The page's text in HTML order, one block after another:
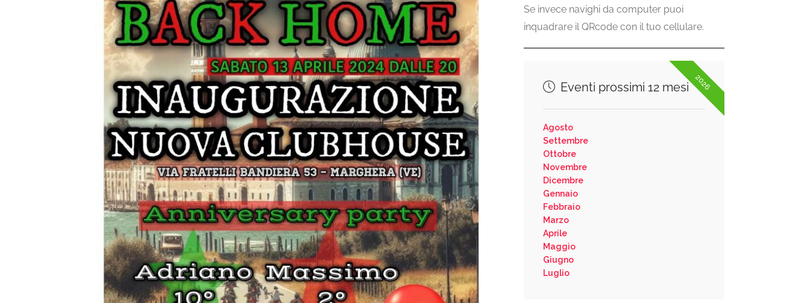
Se invece navighi da computer puoi
inquadrare il QRcode con il tuo cellulare.
2026
Eventi prossimi 12 mesi
Agosto
Settembre
Ottobre
Novembre
Dicembre
Gennaio
Febbraio
Marzo
Aprile
Maggio
Giugno
Luglio